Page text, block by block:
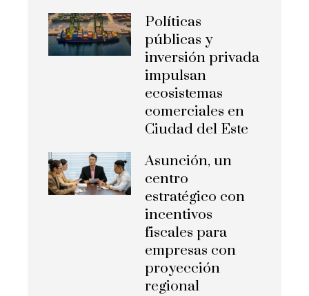
Políticas
públicas y
inversión privada
impulsan
ecosistemas
comerciales en
Ciudad del Este
Asunción, un
centro
estratégico con
incentivos
fiscales para
empresas con
proyección
regional